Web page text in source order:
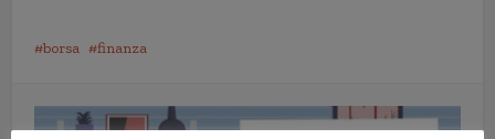
borsa finanza